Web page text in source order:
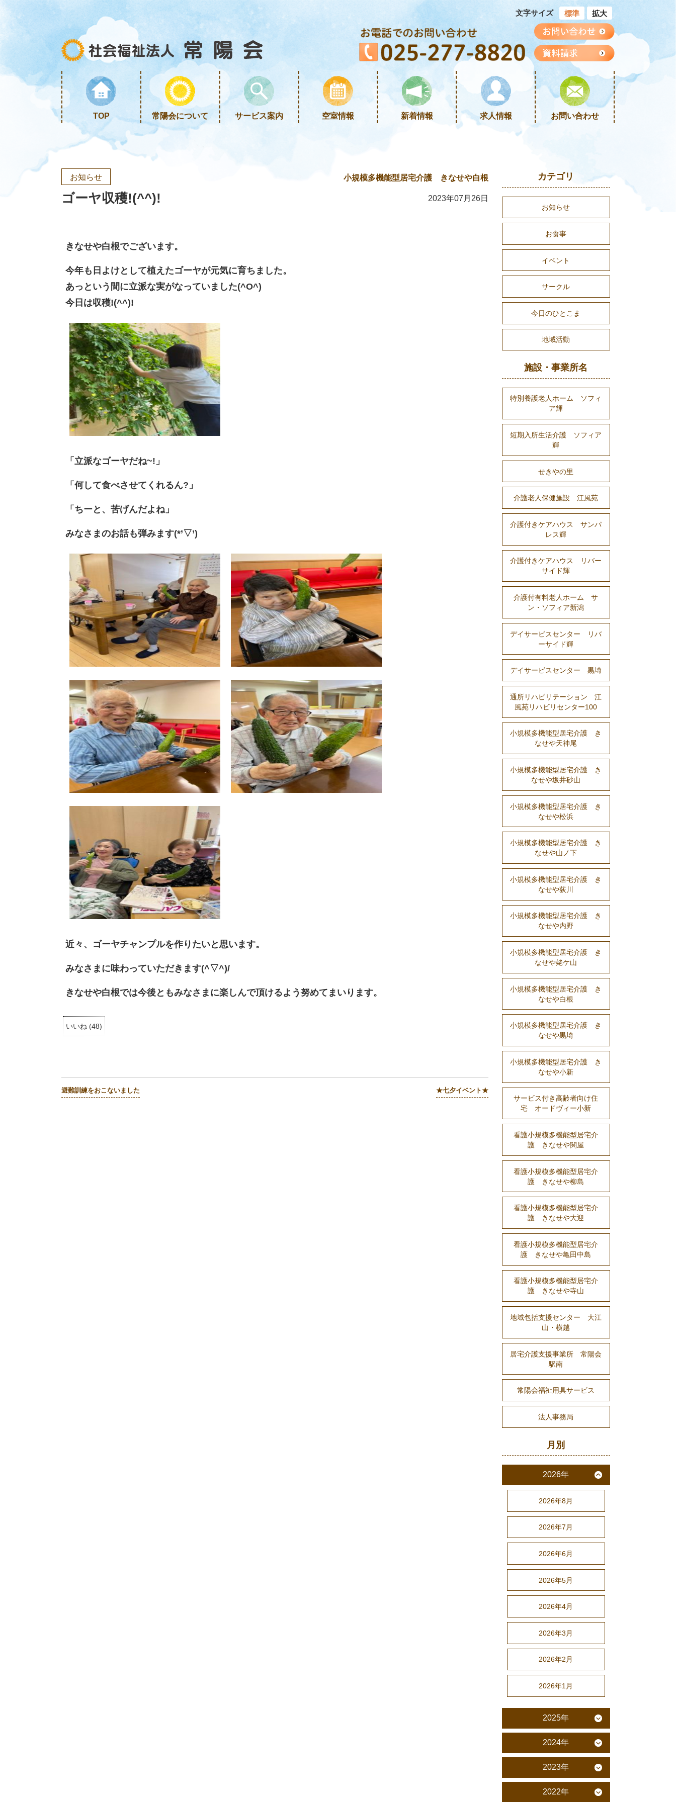
文字サイズ 標準 拡大
TOP 常陽会について サービス案内 空室情報 新着情報 求人情報 お問い合わせ
お知らせ 小規模多機能型居宅介護 きなせや白根
ゴーヤ収穫!(^^)! 2023年07月26日
きなせや白根でございます。
今年も日よけとして植えたゴーヤが元気に育ちました。
あっという間に立派な実がなっていました(^O^)
今日は収穫!(^^)!
「立派なゴーヤだね~!」
「何して食べさせてくれるん?」
「ちーと、苦げんだよね」
みなさまのお話も弾みます(*’▽’)
近々、ゴーヤチャンプルを作りたいと思います。
みなさまに味わっていただきます(^▽^)/
きなせや白根では今後ともみなさまに楽しんで頂けるよう努めてまいります。
いいね (48)
避難訓練をおこないました ★七夕イベント★
カテゴリ
お知らせ
お食事
イベント
サークル
今日のひとこま
地域活動
施設・事業所名
特別養護老人ホーム ソフィ
ア輝
短期入所生活介護 ソフィア
輝
せきやの里
介護老人保健施設 江風苑
介護付きケアハウス サンパ
レス輝
介護付きケアハウス リバー
サイド輝
介護付有料老人ホーム サ
ン・ソフィア新潟
デイサービスセンター リバ
ーサイド輝
デイサービスセンター 黒埼
通所リハビリテーション 江
風苑リハビリセンター100
小規模多機能型居宅介護 き
なせや天神尾
小規模多機能型居宅介護 き
なせや坂井砂山
小規模多機能型居宅介護 き
なせや松浜
小規模多機能型居宅介護 き
なせや山ノ下
小規模多機能型居宅介護 き
なせや荻川
小規模多機能型居宅介護 き
なせや内野
小規模多機能型居宅介護 き
なせや姥ケ山
小規模多機能型居宅介護 き
なせや白根
小規模多機能型居宅介護 き
なせや黒埼
小規模多機能型居宅介護 き
なせや小新
サービス付き高齢者向け住
宅 オードヴィー小新
看護小規模多機能型居宅介
護 きなせや関屋
看護小規模多機能型居宅介
護 きなせや柳島
看護小規模多機能型居宅介
護 きなせや大迎
看護小規模多機能型居宅介
護 きなせや亀田中島
看護小規模多機能型居宅介
護 きなせや寺山
地域包括支援センター 大江
山・横越
居宅介護支援事業所 常陽会
駅南
常陽会福祉用具サービス
法人事務局
月別
2026年
2026年8月
2026年7月
2026年6月
2026年5月
2026年4月
2026年3月
2026年2月
2026年1月
2025年
2024年
2023年
2022年